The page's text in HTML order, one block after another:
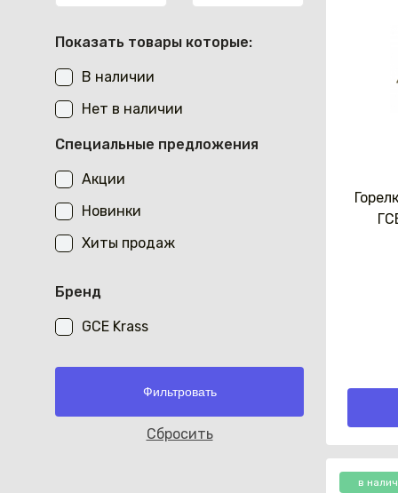
Показать товары которые:
В наличии
Нет в наличии
Специальные предложения
Акции
Новинки
Хиты продаж
Бренд
GCE Krass
Cбросить
в